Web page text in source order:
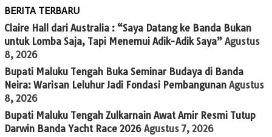
BERITA TERBARU
Claire Hall dari Australia : “Saya Datang ke Banda Bukan
untuk Lomba Saja, Tapi Menemui Adik-Adik Saya” Agustus
8, 2026
Bupati Maluku Tengah Buka Seminar Budaya di Banda
Neira: Warisan Leluhur Jadi Fondasi Pembangunan Agustus
8, 2026
Bupati Maluku Tengah Zulkarnain Awat Amir Resmi Tutup
Darwin Banda Yacht Race 2026 Agustus 7, 2026